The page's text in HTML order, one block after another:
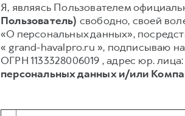
Я, являясь Пользователем
Пользователь) свободно, своей
«О персональных данных»,
« grand-havalpro.ru », подписываю
ОГРН 1133328006019 , адрес юр.
персональных данных и/или